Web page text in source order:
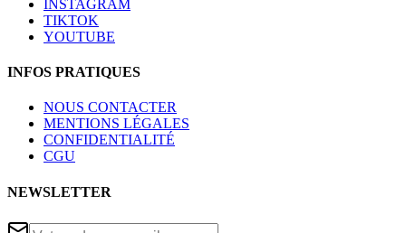
INSTAGRAM
TIKTOK
YOUTUBE
INFOS PRATIQUES
NOUS CONTACTER
MENTIONS LÉGALES
CONFIDENTIALITÉ
CGU
NEWSLETTER